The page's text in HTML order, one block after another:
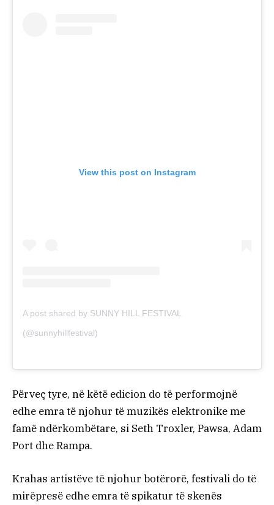
View this post on Instagram
A post shared by SUNNY HILL FESTIVAL
(@sunnyhillfestival)
Përveç tyre, në këtë edicion do të performojnë
edhe emra të njohur të muzikës elektronike me
famë ndërkombëtare, si Seth Troxler, Pawsa, Adam
Port dhe Rampa.
Krahas artistëve të njohur botërorë, festivali do të
mirëpresë edhe emra të spikatur të skenës